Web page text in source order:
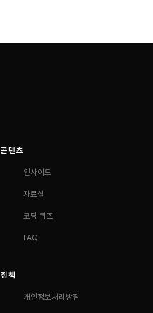
콘텐츠
인사이트
자료실
코딩 퀴즈
FAQ
정책
개인정보처리방침